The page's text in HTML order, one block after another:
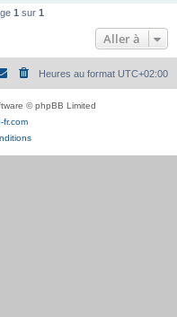
c
e
1 sur 1
Aller à
Heures au format UTC+02:00
© phpBB Limited
fr.com